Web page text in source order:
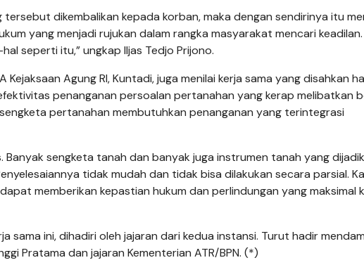
dikembalikan kepada korban, maka dengan sendirinya itu
yang menjadi rujukan dalam rangka masyarakat mencari
seperti itu,” ungkap Iljas Tedjo Prijono.
Kejaksaan Agung RI, Kuntadi, juga menilai kerja sama yang disahkan
penanganan persoalan pertanahan yang kerap melibatkan
pertanahan membutuhkan penanganan yang terintegrasi
Banyak sengketa tanah dan banyak juga instrumen tanah yang
tidak mudah dan tidak bisa dilakukan secara parsial.
memberikan kepastian hukum dan perlindungan yang maksimal
sama ini, dihadiri oleh jajaran dari kedua instansi. Turut hadir
Pratama dan jajaran Kementerian ATR/BPN. (*)